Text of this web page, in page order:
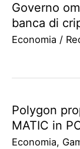
Governo
banca di
Economia /
Polygon
MATIC in
Economia,